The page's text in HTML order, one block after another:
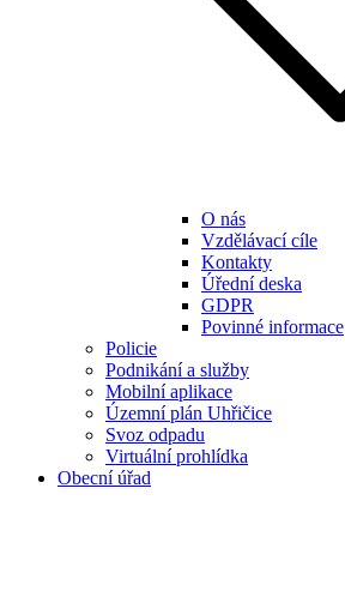
O nás
Vzdělávací cíle
Kontakty
Úřední deska
GDPR
Povinné informace
Policie
Podnikání a služby
Mobilní aplikace
Územní plán Uhřičice
Svoz odpadu
Virtuální prohlídka
Obecní úřad